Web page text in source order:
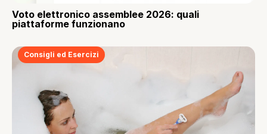
Voto elettronico assemblee 2026: quali
piattaforme funzionano
Consigli ed Esercizi